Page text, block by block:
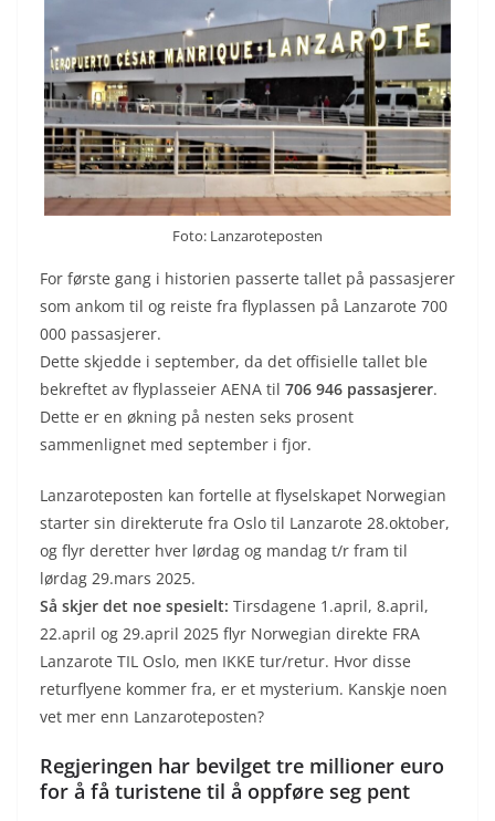
Foto: Lanzaroteposten
For første gang i historien passerte tallet på passasjerer
som ankom til og reiste fra flyplassen på Lanzarote 700
000 passasjerer.
Dette skjedde i september, da det offisielle tallet ble
bekreftet av flyplasseier AENA til 706 946 passasjerer.
Dette er en økning på nesten seks prosent
sammenlignet med september i fjor.
Lanzaroteposten kan fortelle at flyselskapet Norwegian
starter sin direkterute fra Oslo til Lanzarote 28.oktober,
og flyr deretter hver lørdag og mandag t/r fram til
lørdag 29.mars 2025.
Så skjer det noe spesielt: Tirsdagene 1.april, 8.april,
22.april og 29.april 2025 flyr Norwegian direkte FRA
Lanzarote TIL Oslo, men IKKE tur/retur. Hvor disse
returflyene kommer fra, er et mysterium. Kanskje noen
vet mer enn Lanzaroteposten?
Regjeringen har bevilget tre millioner euro
for å få turistene til å oppføre seg pent